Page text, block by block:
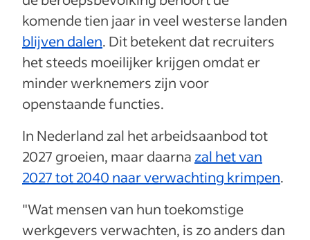
komende tien jaar in veel westerse landen
blijven dalen. Dit betekent dat recruiters
het steeds moeilijker krijgen omdat er
minder werknemers zijn voor
openstaande functies.
In Nederland zal het arbeidsaanbod tot
2027 groeien, maar daarna zal het van
2027 tot 2040 naar verwachting krimpen.
"Wat mensen van hun toekomstige
werkgevers verwachten, is zo anders dan